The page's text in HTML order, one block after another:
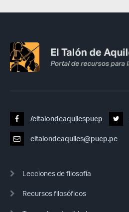
/eltalondeaquilespucp
eltalondeaquiles@pucp.pe
Lecciones de filosofía
Recursos filosóficos